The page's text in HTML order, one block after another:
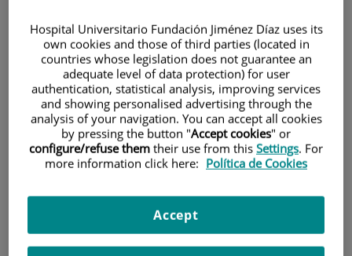
Pacientes y visitantes
Investigación
Hospital Universitario Fundación Jiménez Díaz uses its
own cookies and those of third parties (located in
countries whose legislation does not guarantee an
adequate level of data protection) for user
authentication, statistical analysis, improving services
and showing personalised advertising through the
analysis of your navigation. You can accept all cookies
by pressing the button "Accept cookies" or
configure/refuse them their use from this Settings. For
more information click here: Política de Cookies
Accept